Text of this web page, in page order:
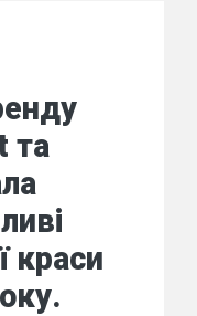
та
краси